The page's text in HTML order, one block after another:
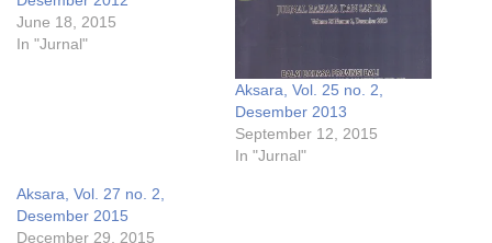
June 18, 2015
In "Jurnal"
Aksara, Vol. 25 no. 2,
Desember 2013
September 12, 2015
In "Jurnal"
Aksara, Vol. 27 no. 2,
Desember 2015
December 29, 2015